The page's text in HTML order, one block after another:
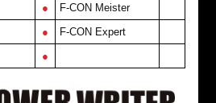
●
F-CON Meister
●
F-CON Expert
●